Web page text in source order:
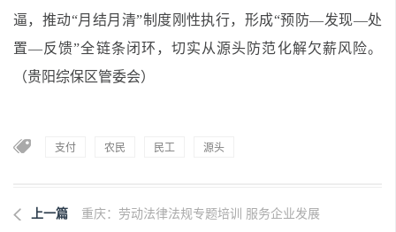
逼，推动“月结月清”制度刚性执行，形成“预防—发现—处
置—反馈”全链条闭环，切实从源头防范化解欠薪风险。
（贵阳综保区管委会）
支付 农民 民工 源头
上一篇 重庆：劳动法律法规专题培训 服务企业发展